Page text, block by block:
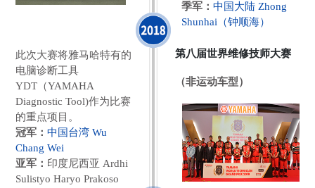
季军： 中国大陆 Zhong
Shunhai（钟顺海）
此次大赛将雅马哈特有的
电脑诊断工具
YDT（YAMAHA
Diagnostic Tool)作为比赛
的重点项目。
冠军：中国台湾 Wu
Chang Wei
亚军： 印度尼西亚 Ardhi
Sulistyo Haryo Prakoso
第八届世界维修技师大赛
（非运动车型）